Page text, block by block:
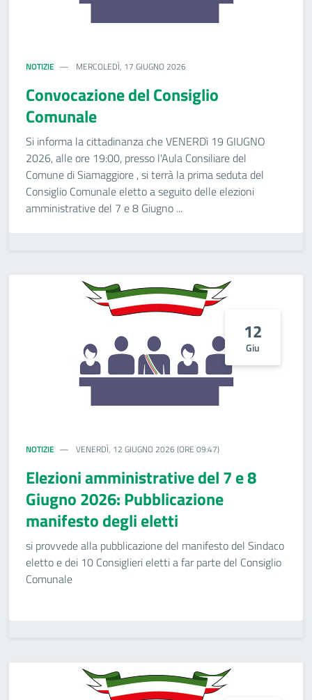
NOTIZIE MERCOLEDÌ, 17 GIUGNO 2026
Convocazione del Consiglio
Comunale
Si informa la cittadinanza che VENERDì 19 GIUGNO
2026, alle ore 19:00, presso l'Aula Consiliare del
Comune di Siamaggiore , si terrà la prima seduta del
Consiglio Comunale eletto a seguito delle elezioni
amministrative del 7 e 8 Giugno ...
12
Giu
NOTIZIE VENERDÌ, 12 GIUGNO 2026 (ORE 09:47)
Elezioni amministrative del 7 e 8
Giugno 2026: Pubblicazione
manifesto degli eletti
si provvede alla pubblicazione del manifesto del Sindaco
eletto e dei 10 Consiglieri eletti a far parte del Consiglio
Comunale